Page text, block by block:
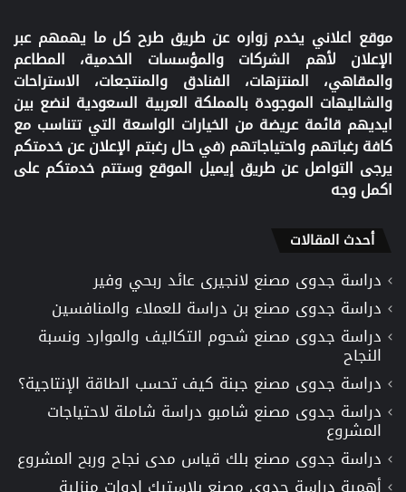
موقع اعلاني يخدم زواره عن طريق طرح كل ما يهمهم عبر
الإعلان لأهم الشركات والمؤسسات الخدمية، المطاعم
والمقاهي، المنتزهات، الفنادق والمنتجعات، الاستراحات
والشاليهات الموجودة بالمملكة العربية السعودية لنضع بين
ايديهم قائمة عريضة من الخيارات الواسعة التي تتناسب مع
كافة رغباتهم واحتياجاتهم (في حال رغبتم الإعلان عن خدمتكم
يرجى التواصل عن طريق إيميل الموقع وستتم خدمتكم على
اكمل وجه
أحدث المقالات
دراسة جدوى مصنع لانجيرى عائد ربحي وفير
دراسة جدوى مصنع بن دراسة للعملاء والمنافسين
دراسة جدوى مصنع شحوم التكاليف والموارد ونسبة
النجاح
دراسة جدوى مصنع جبنة كيف تحسب الطاقة الإنتاجية؟
دراسة جدوى مصنع شامبو دراسة شاملة لاحتياجات
المشروع
دراسة جدوى مصنع بلك قياس مدى نجاح وربح المشروع